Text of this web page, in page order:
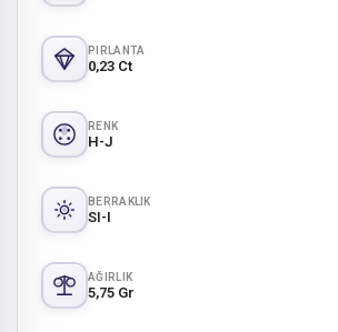
PIRLANTA
0,23 Ct
RENK
H-J
BERRAKLIK
SI-I
AĞIRLIK
5,75 Gr